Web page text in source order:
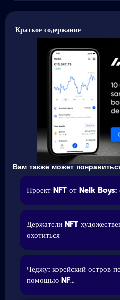
Краткое содержание
Вам также может
Проект NFT от Nelk Boys:
Держатели NFT
охотиться
Чеджу: корейский остров
помощью NF...